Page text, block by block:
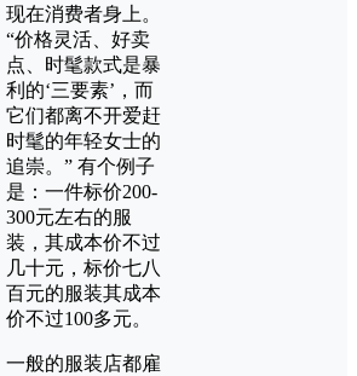
现在消费者身上。
“价格灵活、好卖
点、时髦款式是暴
利的‘三要素’，而
它们都离不开爱赶
时髦的年轻女士的
追崇。” 有个例子
是：一件标价200-
300元左右的服
装，其成本价不过
几十元，标价七八
百元的服装其成本
价不过100多元。
一般的服装店都雇